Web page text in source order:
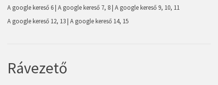
A google kereső 6| A google kereső 7, 8| A google kereső 9, 10, 11
A google kereső 12, 13| A google kereső 14, 15
Rávezető